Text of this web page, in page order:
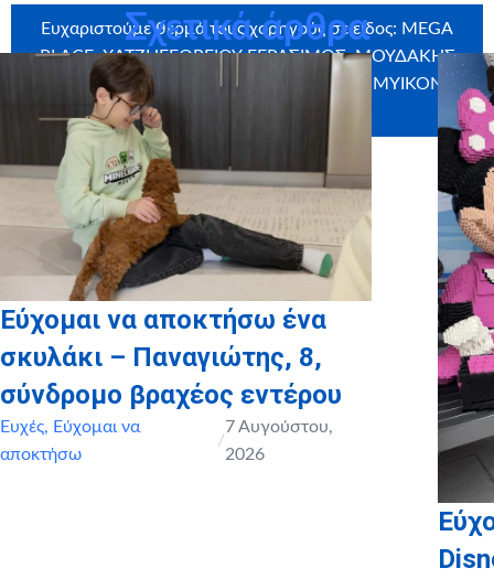
Ευχαριστούμε θερμά τους χορηγούς σε είδος: MEGA
PLACE, ΧΑΤΖΗΓΕΩΡΓΙΟΥ ΓΕΡΑΣΙΜΟΣ, ΜΟΥΔΑΚΗΣ
ΝΙΚΟΣ, ΜΟΝΤΕΡΝΟ ΖΑΧΑΡΟΠΛΑΣΤΕΙΟ, MYIKONA,
Σχετικά άρθρα
Εύχομαι να αποκτήσω ένα
σκυλάκι – Παναγιώτης, 8,
σύνδρομο βραχέος εντέρου
Ευχές, Εύχομαι να
αποκτήσω
/
7 Αυγούστου,
2026